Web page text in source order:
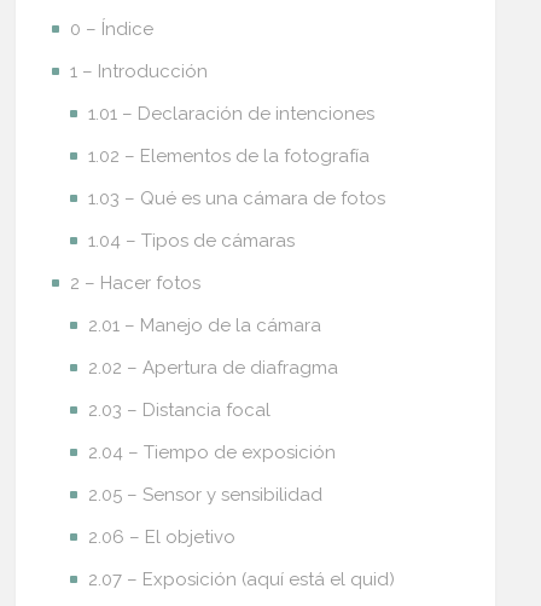
0 – Índice
1 – Introducción
1.01 – Declaración de intenciones
1.02 – Elementos de la fotografía
1.03 – Qué es una cámara de fotos
1.04 – Tipos de cámaras
2 – Hacer fotos
2.01 – Manejo de la cámara
2.02 – Apertura de diafragma
2.03 – Distancia focal
2.04 – Tiempo de exposición
2.05 – Sensor y sensibilidad
2.06 – El objetivo
2.07 – Exposición (aquí está el quid)